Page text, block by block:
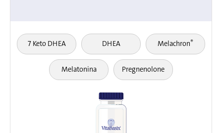
7 Keto DHEA DHEA Melachron®
Melatonina Pregnenolone